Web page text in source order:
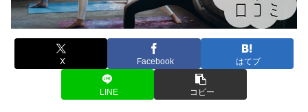
X Facebook はてブ
LINE コピー